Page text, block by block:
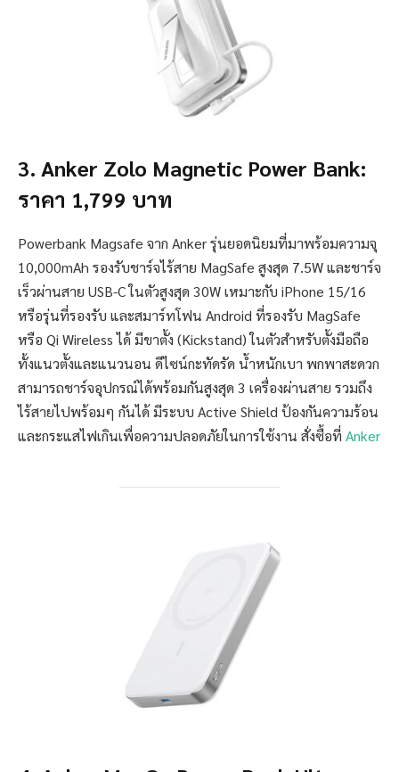
3. Anker Zolo Magnetic Power Bank:
ราคา 1,799 บาท
Powerbank Magsafe จาก Anker รุ่นยอดนิยมที่มาพร้อมความจุ
10,000mAh รองรับชาร์จไร้สาย MagSafe สูงสุด 7.5W และชาร์จ
เร็วผ่านสาย USB-C ในตัวสูงสุด 30W เหมาะกับ iPhone 15/16
หรือรุ่นที่รองรับ และสมาร์ทโฟน Android ที่รองรับ MagSafe
หรือ Qi Wireless ได้ มีขาตั้ง (Kickstand) ในตัวสำหรับตั้งมือถือ
ทั้งแนวตั้งและแนวนอน ดีไซน์กะทัดรัด น้ำหนักเบา พกพาสะดวก
สามารถชาร์จอุปกรณ์ได้พร้อมกันสูงสุด 3 เครื่องผ่านสาย รวมถึง
ไร้สายไปพร้อมๆ กันได้ มีระบบ Active Shield ป้องกันความร้อน
และกระแสไฟเกินเพื่อความปลอดภัยในการใช้งาน สั่งซื้อที่ Anker